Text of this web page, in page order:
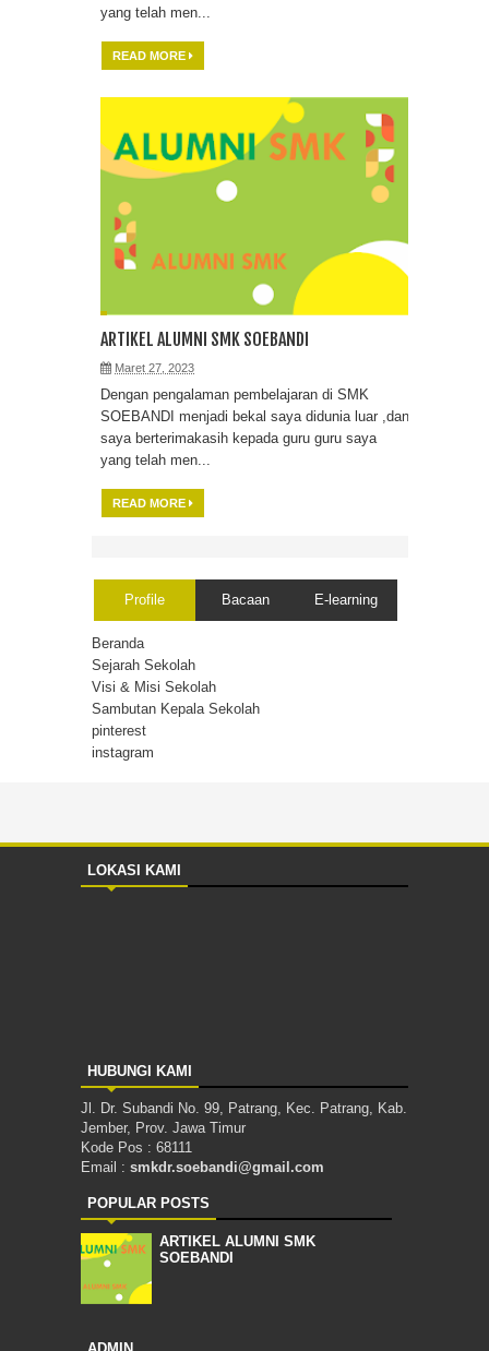
APA ITU ANALISIS PENGUJIAN
yang telah men...
READ MORE
ARTIKEL ALUMNI SMK SOEBANDI
Maret 27, 2023
Dengan pengalaman pembelajaran di SMK
SOEBANDI menjadi bekal saya didunia luar ,dan
saya berterimakasih kepada guru guru saya
yang telah men...
READ MORE
Profile Bacaan E-learning
Beranda
Sejarah Sekolah
Visi & Misi Sekolah
Sambutan Kepala Sekolah
pinterest
instagram
LOKASI KAMI
HUBUNGI KAMI
Jl. Dr. Subandi No. 99, Patrang, Kec. Patrang, Kab.
Jember, Prov. Jawa Timur
Kode Pos : 68111
Email : smkdr.soebandi@gmail.com
POPULAR POSTS
ARTIKEL ALUMNI SMK
SOEBANDI